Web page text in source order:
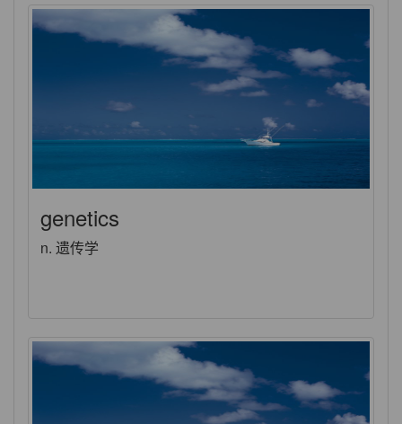
genetics
n. 遗传学